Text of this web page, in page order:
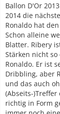
Ballon D'Or
2014 die
Ronaldo hat
Schon alleine
Blatter. Ribery
Stärken nicht
Ronaldo. Er ist
Dribbling, aber
und das auch
(Abseits-
richtig in Form